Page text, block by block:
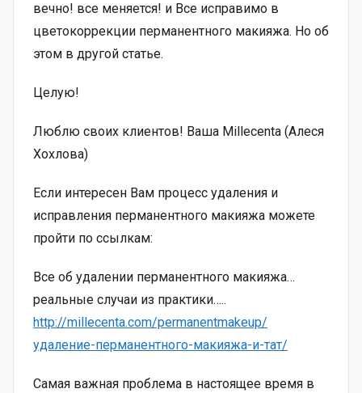
вечно! все меняется! и Все исправимо в
цветокоррекции перманентного макияжа. Но об
этом в другой статье.
Целую!
Люблю своих клиентов! Ваша Millecenta (Алеся
Хохлова)
Если интересен Вам процесс удаления и
исправления перманентного макияжа можете
пройти по ссылкам:
Все об удалении перманентного макияжа…
реальные случаи из практики…..
http://millecenta.com/permanentmakeup/
удаление-перманентного-макияжа-и-тат/
Самая важная проблема в настоящее время в